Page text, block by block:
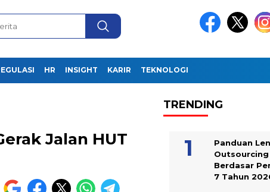
HR INSIGHT KARIR TEKNOLOGI
Jalan HUT
TRENDING
Panduan
Berdasar
7 Tahun